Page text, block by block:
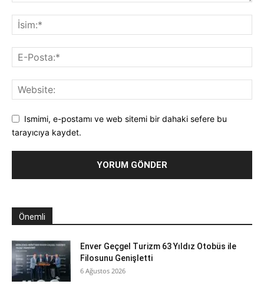
Ismimi, e-postamı ve web sitemi bir dahaki sefere bu
tarayıcıya kaydet.
Önemli
Enver Geçgel Turizm 63 Yıldız Otobüs ile
Filosunu Genişletti
6 Ağustos 2026